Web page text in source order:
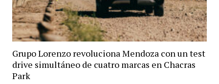
Grupo Lorenzo revoluciona Mendoza con un test
drive simultáneo de cuatro marcas en Chacras
Park